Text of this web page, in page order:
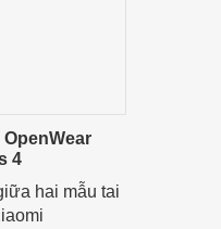
4
hai mẫu tai